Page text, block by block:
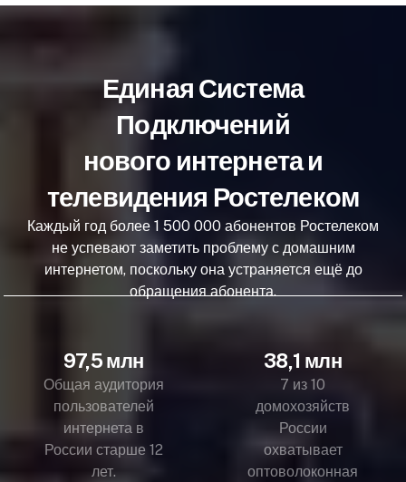
Единая Система
Подключений
нового интернета и
телевидения Ростелеком
Каждый год более 1 500 000 абонентов Ростелеком
не успевают заметить проблему с домашним
интернетом, поскольку она устраняется ещё до
обращения абонента.
97,5 млн
Общая аудитория
пользователей
интернета в
России старше 12
лет.
38,1 млн
7 из 10
домохозяйств
России
охватывает
оптоволоконная